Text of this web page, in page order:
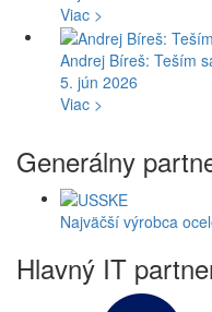
Viac >
Andrej Bíreš: Teším
5. jún 2026
Viac >
Generálny
Najväčší výrobca
Hlavný IT